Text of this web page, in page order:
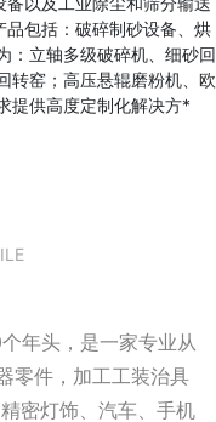
包括：破碎制砂设备、烘
：立轴多级破碎机、细砂回
转窑；高压悬辊磨粉机、欧
提供高度定制化解决方*
年头，是一家专业从
零件，加工工装治具
密灯饰、汽车、手机